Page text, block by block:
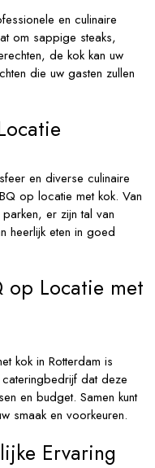
en culinaire
om sappige steaks,
de kok kan uw
die uw gasten zullen
en diverse culinaire
op locatie met kok. Van
er zijn tal van
heerlijk eten in goed
op Locatie met
kok in Rotterdam is
dat deze
en budget. Samen kunt
smaak en voorkeuren.
Ervaring